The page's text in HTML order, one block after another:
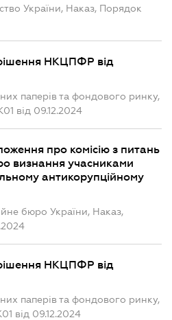
України, Наказ, Порядок
НКЦПФР від
паперів та фондового ринку,
від 09.12.2024
про комісію з питань
визнання учасниками
антикорупційному
бюро України, Наказ,
НКЦПФР від
паперів та фондового ринку,
від 09.12.2024